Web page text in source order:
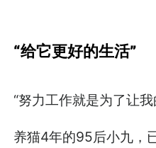
“给它更好的生活”
“努力工作就是为了让
养猫4年的95后小九，